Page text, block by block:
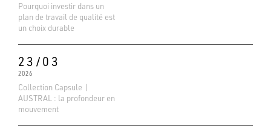
Pourquoi investir dans un
plan de travail de qualité est
un choix durable
23/03
2026
Collection Capsule |
AUSTRAL : la profondeur en
mouvement
4.6